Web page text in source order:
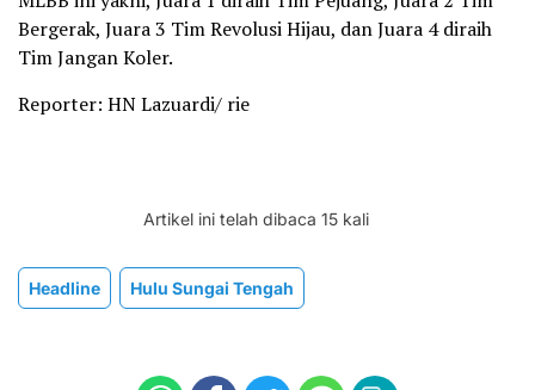
Bergerak, Juara 3 Tim Revolusi Hijau, dan Juara 4 diraih
Tim Jangan Koler.
Reporter: HN Lazuardi/ rie
Artikel ini telah dibaca 15 kali
Headline Hulu Sungai Tengah